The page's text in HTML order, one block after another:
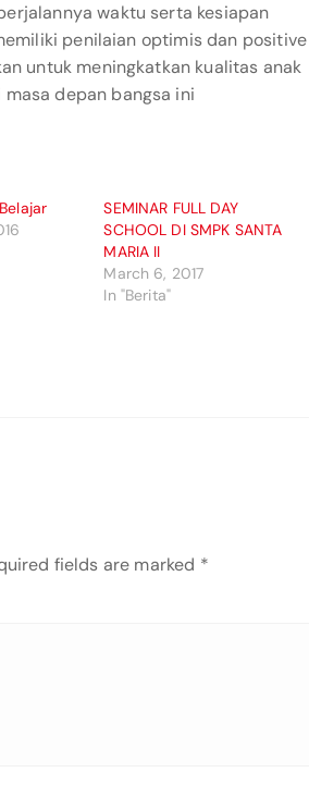
waktu serta kesiapan
penilaian optimis dan positive
untuk meningkatkan kualitas anak
depan bangsa ini
SEMINAR FULL DAY
SCHOOL DI SMPK SANTA
MARIA II
March 6, 2017
In "Berita"
fields are marked *